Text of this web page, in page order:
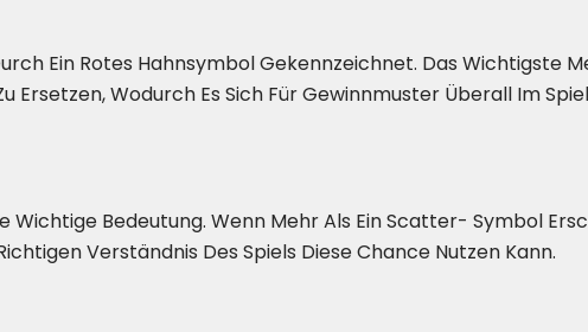
Ein Rotes Hahnsymbol Gekennzeichnet. Das Wichtigste
Wodurch Es Sich Für Gewinnmuster Überall Im
Bedeutung. Wenn Mehr Als Ein Scatter- Symbol
Verständnis Des Spiels Diese Chance Nutzen Kann.